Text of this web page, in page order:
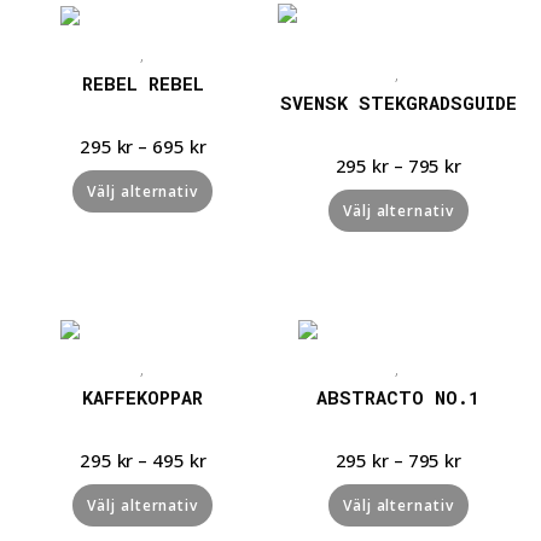
REBEL REBEL
295 kr – 695 kr
Välj alternativ
SVENSK STEKGRADSGUIDE
295 kr – 795 kr
Välj alternativ
KAFFEKOPPAR
295 kr – 495 kr
Välj alternativ
ABSTRACTO NO.1
295 kr – 795 kr
Välj alternativ